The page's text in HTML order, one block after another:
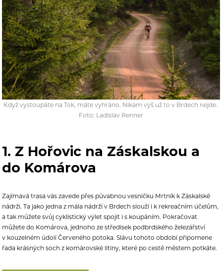
Když vystoupáte na Tok, máte vyhráno. Nikam výš už to v Brdech nejde.
Foto: Ladislav Renner
1. Z Hořovic na Záskalskou a
do Komárova
Zajímavá trasa vás zavede přes půvabnou vesničku Mrtník k Záskalské
nádrži. Ta jako jedna z mála nádrží v Brdech slouží i k rekreačním účelům,
a tak můžete svůj cyklistický výlet spojit i s koupáním. Pokračovat
můžete do Komárova, jednoho ze středisek podbrdského železářství
v kouzelném údolí Červeného potoka. Slávu tohoto období připomene
řada krásných soch z komárovské litiny, které po cestě městem potkáte.